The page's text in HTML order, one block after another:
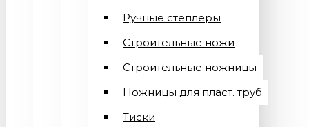
Ручные степлеры
Строительные ножи
Строительные ножницы
Ножницы для пласт. труб
Тиски